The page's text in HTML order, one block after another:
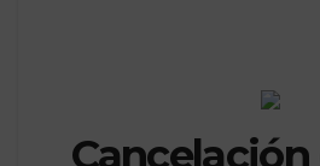
Cancelación